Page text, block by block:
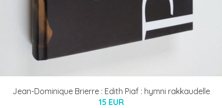
Jean-Dominique Brierre : Edith Piaf : hymni rakkaudelle
15 EUR